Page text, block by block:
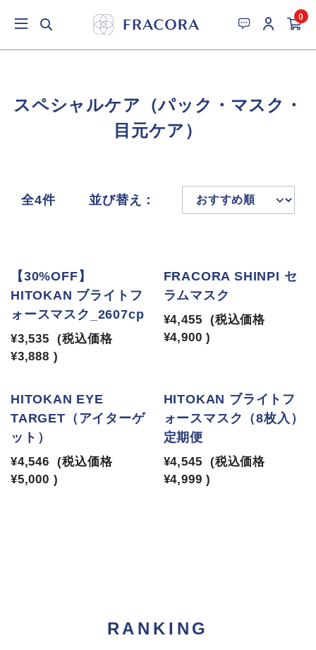
0
スペシャルケア（パック・マスク・
目元ケア）
全4件 並び替え：
【30%OFF】
HITOKAN ブライトフ
ォースマスク_2607cp
¥3,535
(税込価格
¥3,888 )
FRACORA SHINPI セ
ラムマスク
¥4,455
(税込価格
¥4,900 )
HITOKAN EYE
TARGET（アイターゲ
ット）
¥4,546
(税込価格
¥5,000 )
HITOKAN ブライトフ
ォースマスク（8枚入）
定期便
¥4,545
(税込価格
¥4,999 )
RANKING